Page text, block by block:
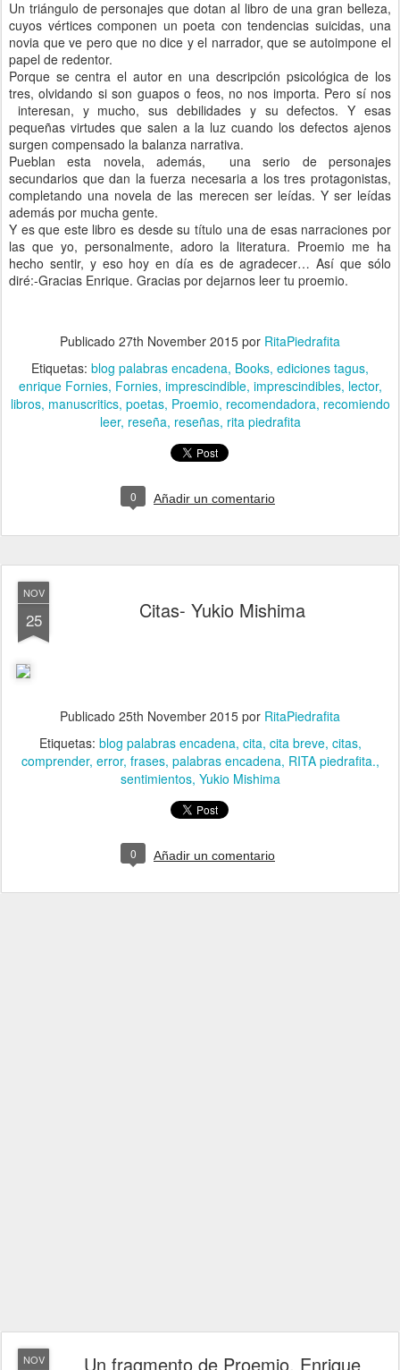
Un triángulo de personajes que dotan al libro de una gran belleza,
cuyos vértices componen un poeta con tendencias suicidas, una
novia que ve pero que no dice y el narrador, que se autoimpone el
papel de redentor.
Porque se centra el autor en una descripción psicológica de los
tres, olvidando si son guapos o feos, no nos importa. Pero sí nos
interesan, y mucho, sus debilidades y su defectos. Y esas
pequeñas virtudes que salen a la luz cuando los defectos ajenos
surgen compensado la balanza narrativa.
Pueblan esta novela, además, una serio de personajes
secundarios que dan la fuerza necesaria a los tres protagonistas,
completando una novela de las merecen ser leídas. Y ser leídas
además por mucha gente.
Y es que este libro es desde su título una de esas narraciones por
las que yo, personalmente, adoro la literatura. Proemio me ha
hecho sentir, y eso hoy en día es de agradecer… Así que sólo
diré:-Gracias Enrique. Gracias por dejarnos leer tu proemio.
Publicado 27th November 2015 por RitaPiedrafita
Etiquetas: blog palabras encadena Books ediciones tagus
enrique Fornies Fornies imprescindible imprescindibles lector
libros manuscritics poetas Proemio recomendadora recomiendo
leer reseña reseñas rita piedrafita
0 Añadir un comentario
NOV
25 Citas- Yukio Mishima
Publicado 25th November 2015 por RitaPiedrafita
Etiquetas: blog palabras encadena cita cita breve citas
comprender error frases palabras encadena RITA piedrafita.
sentimientos Yukio Mishima
0 Añadir un comentario
NOV
Un fragmento de Proemio. Enrique